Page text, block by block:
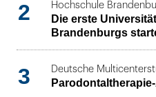
2 Hochschule
Die erste
Brandenburgs
3 Deutsche